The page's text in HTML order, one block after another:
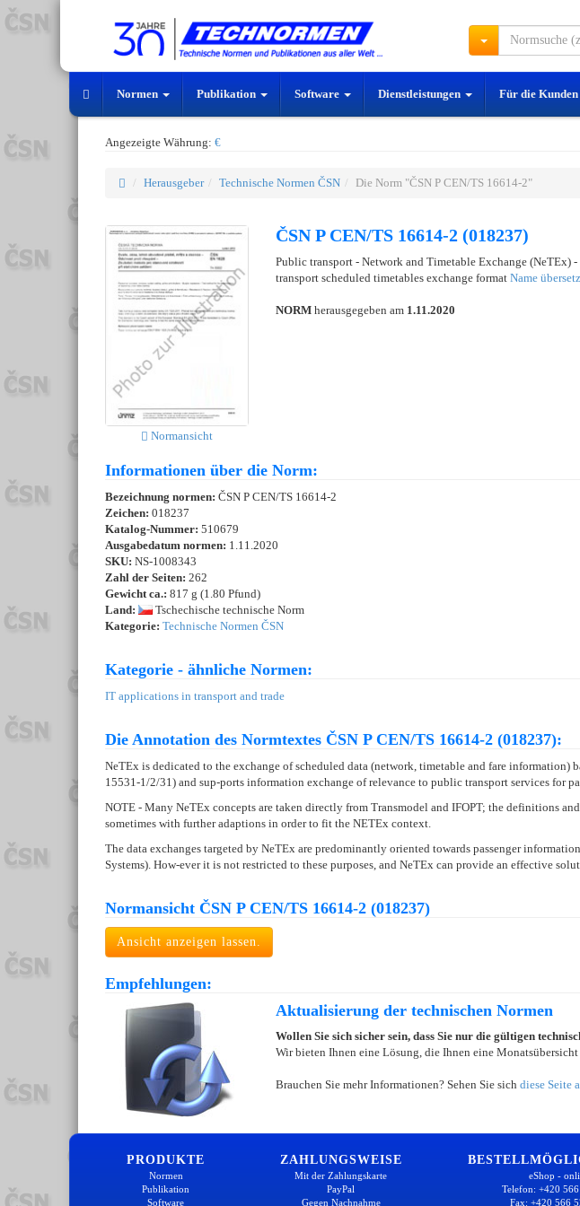
Normen Publikation Software Dienstleistungen Für die Kunden
Angezeigte Währung: €
Herausgeber Technische Normen ČSN Die Norm "ČSN P CEN/TS 16614-2"
Normansicht
ČSN P CEN/TS 16614-2 (018237)
Public transport - Network and Timetable Exchange (NeTEx)
transport scheduled timetables exchange format Name
NORM herausgegeben am 1.11.2020
Informationen über die Norm:
Bezeichnung normen: ČSN P CEN/TS 16614-2
Zeichen: 018237
Katalog-Nummer: 510679
Ausgabedatum normen: 1.11.2020
SKU: NS-1008343
Zahl der Seiten: 262
Gewicht ca.: 817 g (1.80 Pfund)
Land:
Tschechische technische Norm
Kategorie: Technische Normen ČSN
Kategorie - ähnliche Normen:
IT applications in transport and trade
Die Annotation des Normtextes ČSN P CEN/TS 16614-2 (018237):
NeTEx is dedicated to the exchange of scheduled data (network, timetable and fare
15531-1/2/31) and sup-ports information exchange of relevance to public transport services for
NOTE - Many NeTEx concepts are taken directly from Transmodel and IFOPT; the definitions
sometimes with further adaptions in order to fit the NETEx context.
The data exchanges targeted by NeTEx are predominantly oriented towards passenger
Systems). How-ever it is not restricted to these purposes, and NeTEx can provide an effective
Normansicht ČSN P CEN/TS 16614-2 (018237)
Ansicht anzeigen lassen.
Empfehlungen:
Aktualisierung der technischen Normen
Wollen Sie sich sicher sein, dass Sie nur die gültigen
Wir bieten Ihnen eine Lösung, die Ihnen eine
Brauchen Sie mehr Informationen? Sehen Sie sich diese Seite
PRODUKTE
Normen
Publikation
Software
ZAHLUNGSWEISE
Mit der Zahlungskarte
PayPal
Gegen Nachnahme
eShop -
Telefon: +420
Fax: +420 566